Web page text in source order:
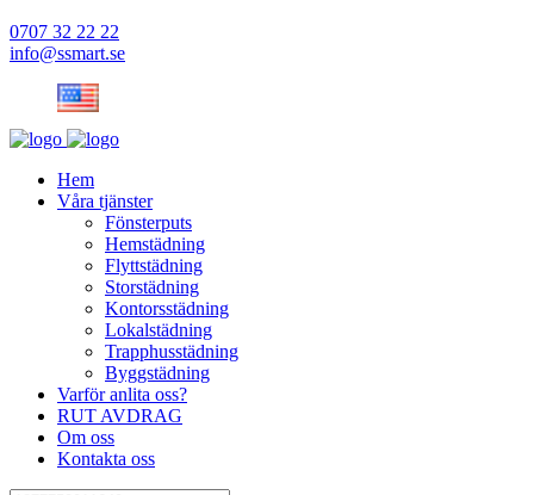
0707 32 22 22
info@ssmart.se
Hem
Våra tjänster
Fönsterputs
Hemstädning
Flyttstädning
Storstädning
Kontorsstädning
Lokalstädning
Trapphusstädning
Byggstädning
Varför anlita oss?
RUT AVDRAG
Om oss
Kontakta oss